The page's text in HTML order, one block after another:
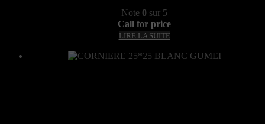
Note 0 sur 5
Call for price
LIRE LA SUITE